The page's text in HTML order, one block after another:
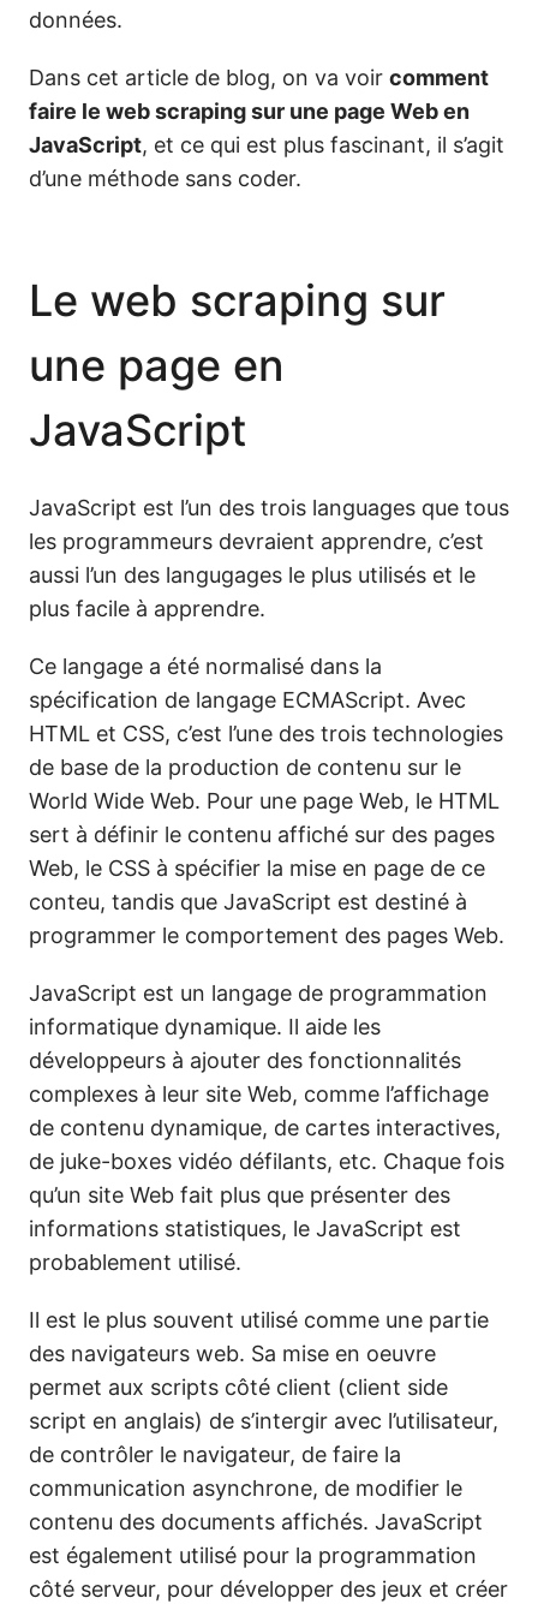
données.
Dans cet article de blog, on va voir comment
faire le web scraping sur une page Web en
JavaScript, et ce qui est plus fascinant, il s’agit
d’une méthode sans coder.
Le web scraping sur
une page en
JavaScript
JavaScript est l’un des trois languages que tous
les programmeurs devraient apprendre, c’est
aussi l’un des langugages le plus utilisés et le
plus facile à apprendre.
Ce langage a été normalisé dans la
spécification de langage ECMAScript. Avec
HTML et CSS, c’est l’une des trois technologies
de base de la production de contenu sur le
World Wide Web. Pour une page Web, le HTML
sert à définir le contenu affiché sur des pages
Web, le CSS à spécifier la mise en page de ce
conteu, tandis que JavaScript est destiné à
programmer le comportement des pages Web.
JavaScript est un langage de programmation
informatique dynamique. Il aide les
développeurs à ajouter des fonctionnalités
complexes à leur site Web, comme l’affichage
de contenu dynamique, de cartes interactives,
de juke-boxes vidéo défilants, etc. Chaque fois
qu’un site Web fait plus que présenter des
informations statistiques, le JavaScript est
probablement utilisé.
Il est le plus souvent utilisé comme une partie
des navigateurs web. Sa mise en oeuvre
permet aux scripts côté client (client side
script en anglais) de s’intergir avec l’utilisateur,
de contrôler le navigateur, de faire la
communication asynchrone, de modifier le
contenu des documents affichés. JavaScript
est également utilisé pour la programmation
côté serveur, pour développer des jeux et créer